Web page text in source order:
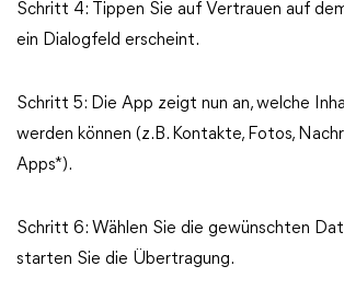
Schritt 4: Tippen Sie auf Vertrauen auf
ein Dialogfeld erscheint.
Schritt 5: Die App zeigt nun an, welche
werden können (z. B. Kontakte, Fotos,
Apps*).
Schritt 6: Wählen Sie die gewünschten
starten Sie die Übertragung.